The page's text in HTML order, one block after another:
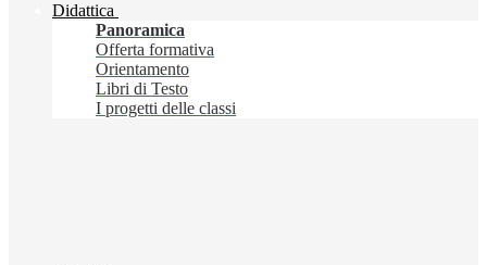
Didattica
Panoramica
Offerta formativa
Orientamento
Libri di Testo
I progetti delle classi